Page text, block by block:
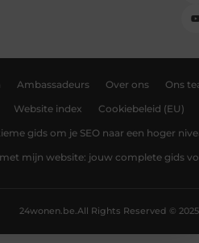
Ambassadeurs Over ons Ons
Website index Cookiebeleid (EU)
gids om je SEO naar een hoger
mijn website: jouw complete gids
All Rights Reserved © 2025
24wonen.be.